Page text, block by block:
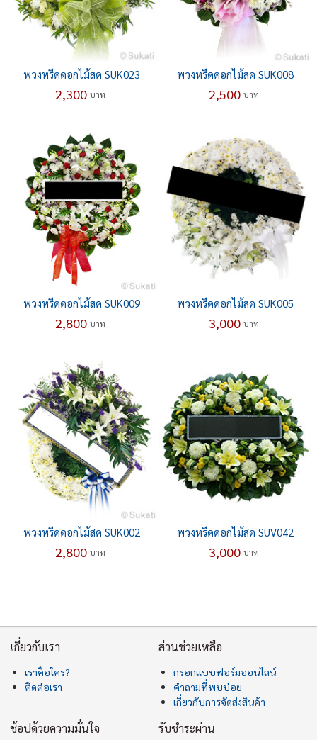
พวงหรีดดอกไม้สด SUK023
2,300 บาท
พวงหรีดดอกไม้สด SUK008
2,500 บาท
พวงหรีดดอกไม้สด SUK009
2,800 บาท
พวงหรีดดอกไม้สด SUK005
3,000 บาท
พวงหรีดดอกไม้สด SUK002
2,800 บาท
พวงหรีดดอกไม้สด SUV042
3,000 บาท
เกี่ยวกับเรา
เราคือใคร?
ติดต่อเรา
ส่วนช่วยเหลือ
กรอกแบบฟอร์มออนไลน์
คำถามที่พบบ่อย
เกี่ยวกับการจัดส่งสินค้า
ช้อปด้วยความมั่นใจ รับชำระผ่าน